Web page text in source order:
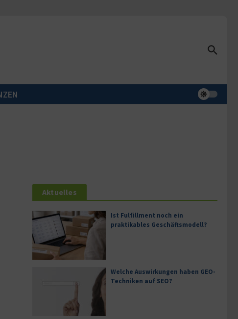
Aktuelles
Ist Fulfillment noch ein
praktikables Geschäftsmodell?
Welche Auswirkungen haben GEO-
Techniken auf SEO?